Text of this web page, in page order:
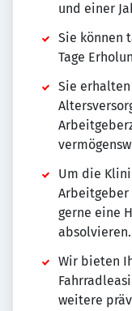
und einer
Sie können
Tage
Sie
Um die
Arbeitgeber
gerne eine
absolvieren.
Wir bieten
weitere